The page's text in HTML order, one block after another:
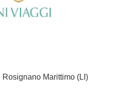
Marittimo (LI)